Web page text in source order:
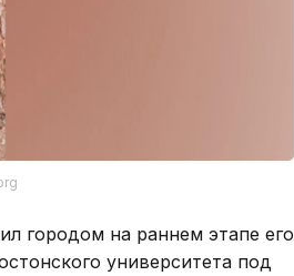
городом на раннем этапе его
университета под